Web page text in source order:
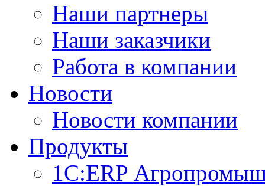
Наши партнеры
Наши заказчики
Работа в компании
Новости
Новости компании
Продукты
1С:ERP